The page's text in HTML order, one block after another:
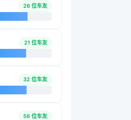
26 位车友
21 位车友
32 位车友
56 位车友